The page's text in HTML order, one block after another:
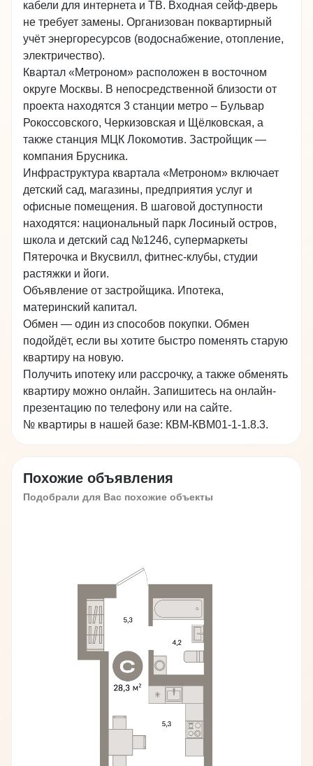
кабели для интернета и ТВ. Входная сейф-дверь
не требует замены. Организован поквартирный
учёт энергоресурсов (водоснабжение, отопление,
электричество).
Квартал «Метроном» расположен в восточном
округе Москвы. В непосредственной близости от
проекта находятся 3 станции метро – Бульвар
Рокоссовского, Черкизовская и Щёлковская, а
также станция МЦК Локомотив. Застройщик —
компания Брусника.
Инфраструктура квартала «Метроном» включает
детский сад, магазины, предприятия услуг и
офисные помещения. В шаговой доступности
находятся: национальный парк Лосиный остров,
школа и детский сад №1246, супермаркеты
Пятерочка и Вкусвилл, фитнес-клубы, студии
растяжки и йоги.
Объявление от застройщика. Ипотека,
материнский капитал.
Обмен — один из способов покупки. Обмен
подойдёт, если вы хотите быстро поменять старую
квартиру на новую.
Получить ипотеку или рассрочку, а также обменять
квартиру можно онлайн. Запишитесь на онлайн-
презентацию по телефону или на сайте.
№ квартиры в нашей базе: КВМ-КВМ01-1-1.8.3.
Похожие объявления
Подобрали для Вас похожие объекты